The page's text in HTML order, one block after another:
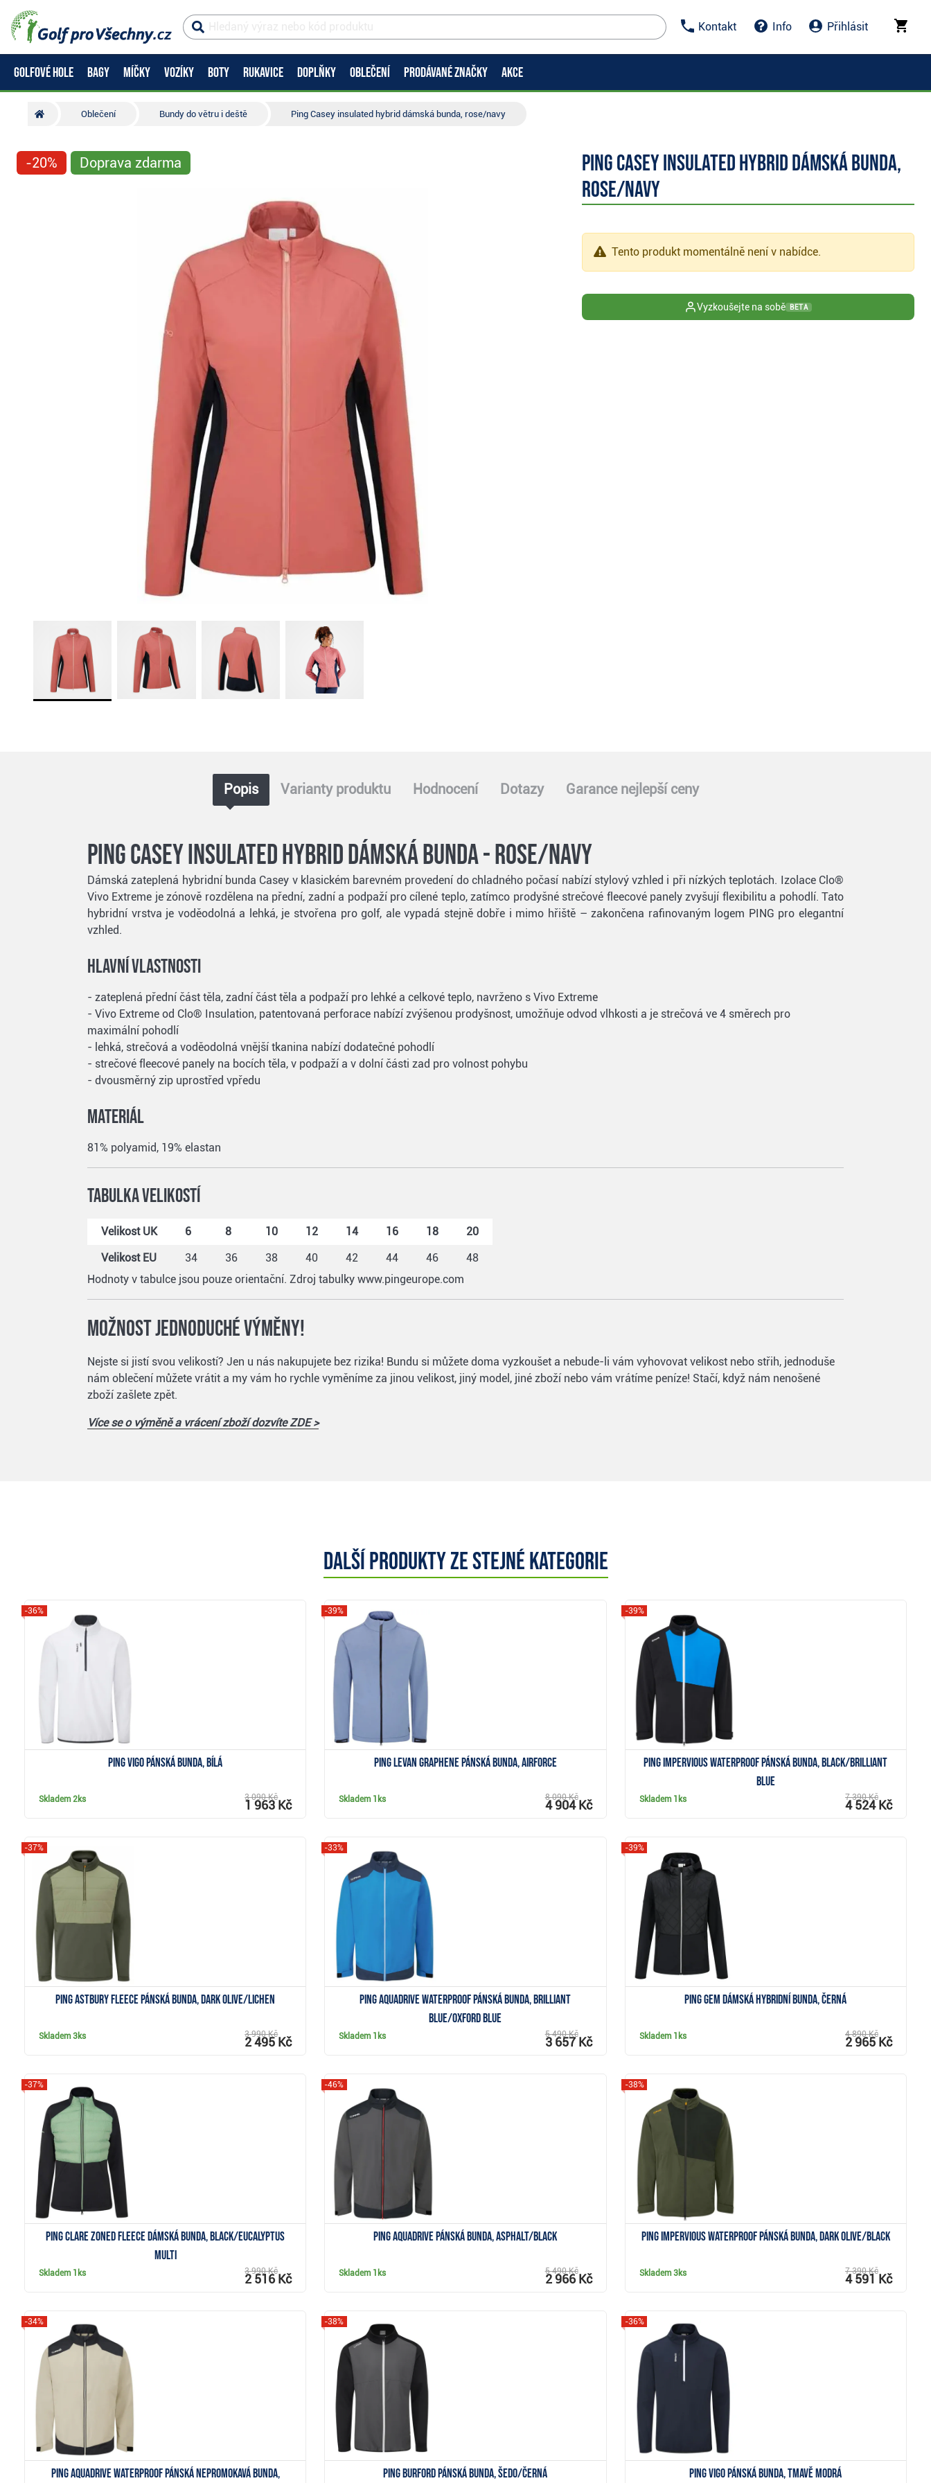
Kontakt Info Přihlásit
GOLFOVÉ HOLE BAGY MÍČKY VOZÍKY BOTY RUKAVICE DOPLŇKY OBLEČENÍ PRODÁVANÉ ZNAČKY AKCE
Oblečení Bundy do větru i deště Ping Casey insulated hybrid dámská bunda, rose/navy
-20% Doprava zdarma
Ping Casey insulated hybrid dámská bunda,
rose/navy
Tento produkt momentálně není v nabídce.
Vyzkoušejte na sobě BETA
Popis Varianty produktu Hodnocení Dotazy Garance nejlepší ceny
Ping Casey insulated hybrid dámská bunda - rose/navy
Dámská zateplená hybridní bunda Casey v klasickém barevném provedení do chladného počasí nabízí stylový vzhled i při nízkých teplotách. Izolace Clo®
Vivo Extreme je zónově rozdělena na přední, zadní a podpaží pro cílené teplo, zatímco prodyšné strečové fleecové panely zvyšují flexibilitu a pohodlí. Tato
hybridní vrstva je voděodolná a lehká, je stvořena pro golf, ale vypadá stejně dobře i mimo hřiště – zakončena rafinovaným logem PING pro elegantní
vzhled.
Hlavní vlastnosti
- zateplená přední část těla, zadní část těla a podpaží pro lehké a celkové teplo, navrženo s Vivo Extreme
- Vivo Extreme od Clo® Insulation, patentovaná perforace nabízí zvýšenou prodyšnost, umožňuje odvod vlhkosti a je strečová ve 4 směrech pro
maximální pohodlí
- lehká, strečová a voděodolná vnější tkanina nabízí dodatečné pohodlí
- strečové fleecové panely na bocích těla, v podpaží a v dolní části zad pro volnost pohybu
- dvousměrný zip uprostřed vpředu
Materiál
81% polyamid, 19% elastan
Tabulka velikostí
Velikost UK 6 8 10 12 14 16 18
20
Velikost EU
34 36 38 40 42 44 46
48
Hodnoty v tabulce jsou pouze orientační. Zdroj tabulky www.pingeurope.com
Možnost jednoduché výměny!
Nejste si jistí svou velikostí? Jen u nás nakupujete bez rizika! Bundu si můžete doma vyzkoušet a nebude-li vám vyhovovat velikost nebo střih, jednoduše
nám oblečení můžete vrátit a my vám ho rychle vyměníme za jinou velikost, jiný model, jiné zboží nebo vám vrátíme peníze! Stačí, když nám nenošené
zboží zašlete zpět.
Více se o výměně a vrácení zboží dozvíte ZDE >
Další produkty ze stejné kategorie
Ping Vigo pánská bunda, bílá
-36%
Skladem2ks 3 090 Kč
1 963 Kč
PING Levan Graphene pánská bunda, airforce
-39%
Skladem 1ks 8 090 Kč
4 904 Kč
PING Impervious Waterproof pánská bunda, black/brilliant
blue
-39%
Skladem 1ks 7 390 Kč
4 524 Kč
Ping Astbury fleece pánská bunda, dark olive/lichen
-37%
Skladem3ks 3 990 Kč
2 495 Kč
PING AquaDrive Waterproof pánská bunda, brilliant
blue/oxford blue
-33%
Skladem 1ks 5 490 Kč
3 657 Kč
Ping Gem dámská hybridní bunda, černá
-39%
Skladem 1ks 4 890 Kč
2 965 Kč
Ping Clare Zoned fleece dámská bunda, black/eucalyptus
multi
-37%
Skladem 1ks 3 990 Kč
2 516 Kč
PING AquaDrive pánská bunda, asphalt/black
-46%
Skladem 1ks 5 490 Kč
2 966 Kč
PING Impervious Waterproof pánská bunda, dark olive/black
-38%
Skladem3ks 7 390 Kč
4 591 Kč
Ping AquaDrive Waterproof pánská nepromokavá bunda,
-34%
Ping Burford pánská bunda, šedo/černá
-38%
Ping Vigo pánská bunda, tmavě modrá
-36%